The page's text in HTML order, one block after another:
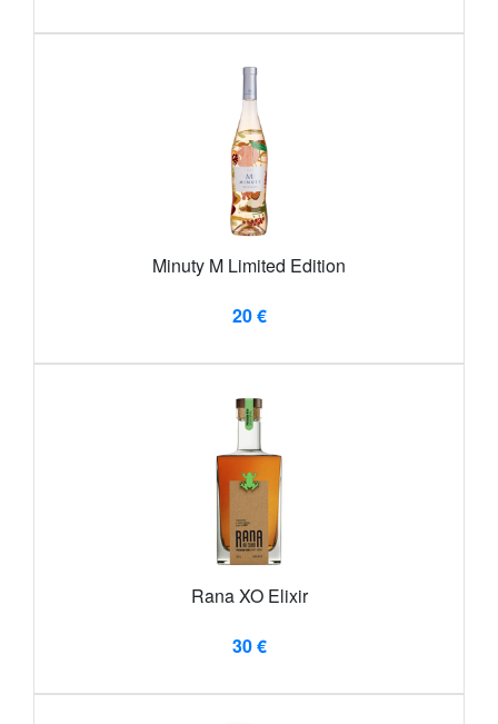
Minuty M Limited Edition
20 €
Rana XO Elixir
30 €